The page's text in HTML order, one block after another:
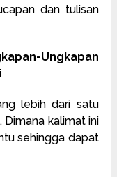
dan tulisan
Ungkapan
lebih dari satu
Dimana kalimat ini
sehingga dapat